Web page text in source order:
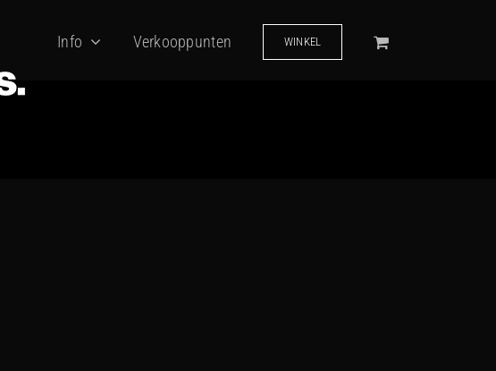
Info Verkooppunten WINKEL